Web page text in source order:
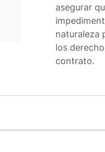
asegurar
naturaleza
los
contrato.